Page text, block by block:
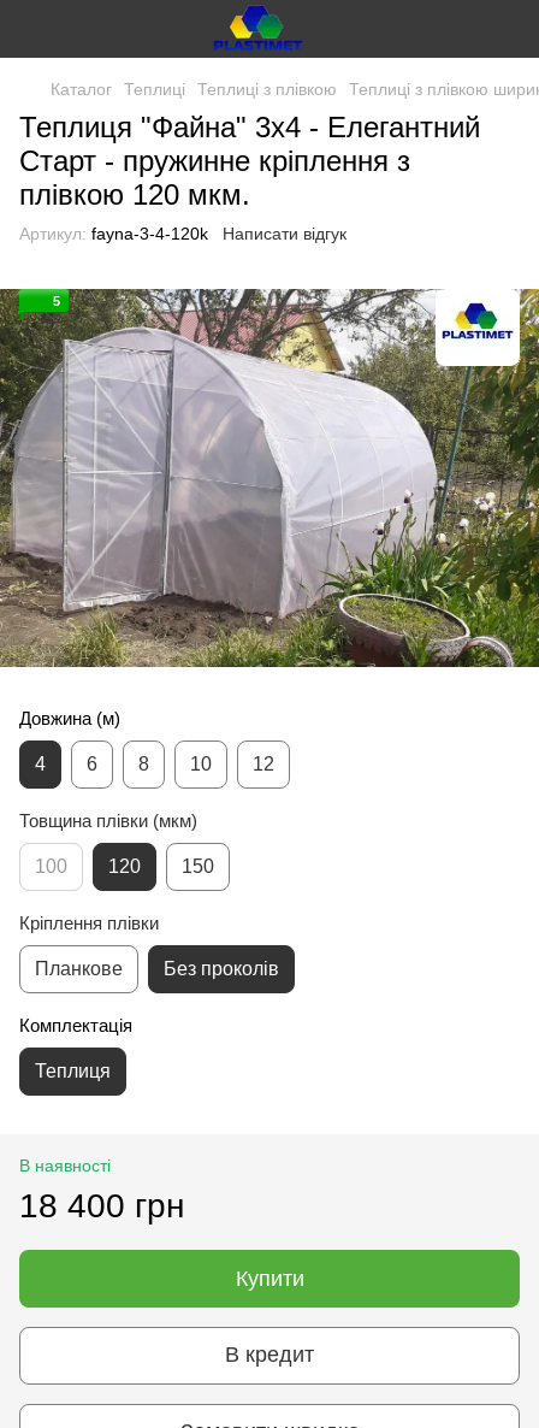
Каталог Теплиці Теплиці з плівкою Теплиці з плівкою
Теплиця "Файна" 3х4 - Елегантний
Старт - пружинне кріплення з
плівкою 120 мкм.
Артикул: fayna-3-4-120k Написати відгук
5
Довжина (м)
4 6 8 10 12
Товщина плівки (мкм)
100 120 150
Кріплення плівки
Планкове Без проколів
Комплектація
Теплиця
В наявності
18 400 грн
Купити
В кредит